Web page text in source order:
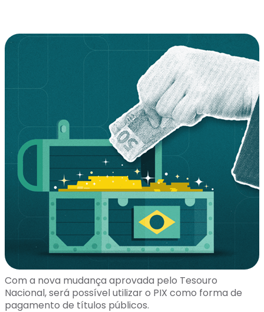
Com a nova mudança aprovada pelo Tesouro
Nacional, será possível utilizar o PIX como forma de
pagamento de títulos públicos.